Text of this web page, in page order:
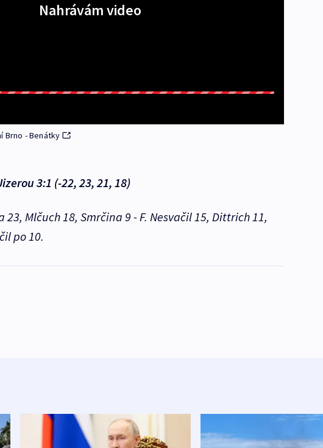
Nahrávám video
Brno - Benátky
3:1 (-22, 23, 21, 18)
Mlčuch 18, Smrčina 9 - F. Nesvačil 15, Dittrich 11,
po 10.